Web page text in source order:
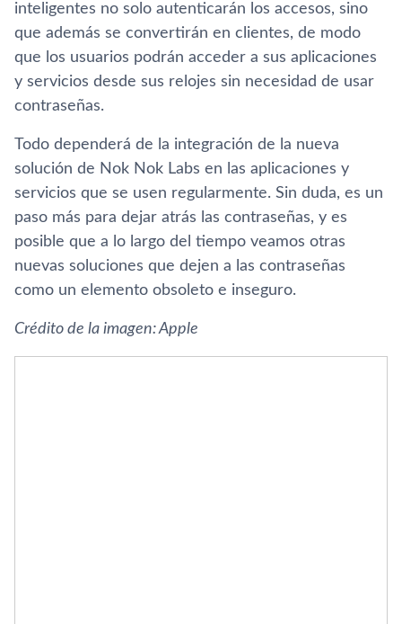
inteligentes no solo autenticarán los accesos, sino
que además se convertirán en clientes, de modo
que los usuarios podrán acceder a sus aplicaciones
y servicios desde sus relojes sin necesidad de usar
contraseñas.
Todo dependerá de la integración de la nueva
solución de Nok Nok Labs en las aplicaciones y
servicios que se usen regularmente. Sin duda, es un
paso más para dejar atrás las contraseñas, y es
posible que a lo largo del tiempo veamos otras
nuevas soluciones que dejen a las contraseñas
como un elemento obsoleto e inseguro.
Crédito de la imagen: Apple